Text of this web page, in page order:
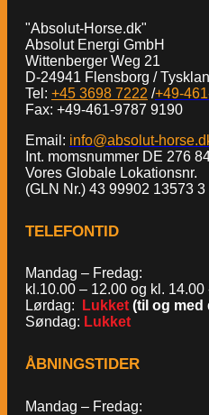
"Absolut-Horse.dk"
Absolut Energi GmbH
Wittenberger Weg 21
D-24941 Flensborg /
Tel: +45 3698 7222 /+49-
Fax: +49-461-9787 9190
Email: info@absolut-
Int. momsnummer DE 276
Vores Globale Lokationsnr.
(GLN Nr.) 43 99902 13573 3
TELEFONTID
Mandag – Fredag:
kl.10.00 – 12.00 og kl. 14.00
Lørdag:
Lukket (til og med
Søndag: Lukket
ÅBNINGSTIDER
Mandag – Fredag: